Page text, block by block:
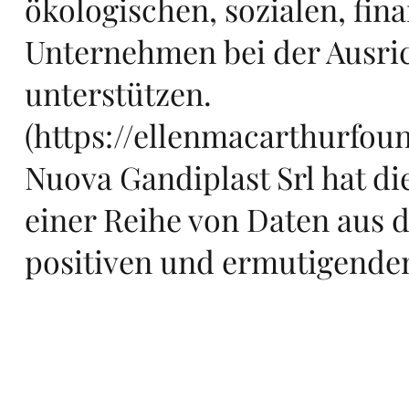
ökologischen, sozialen,
Unternehmen bei der
unterstützen.
(https://
Nuova Gandiplast Srl hat
einer Reihe von Daten aus
positiven und
e
et